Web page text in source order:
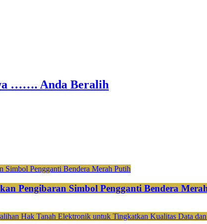
……. Anda Beralih
Pengibaran Simbol Pengganti Bendera